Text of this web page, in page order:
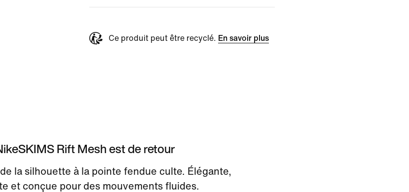
Ce produit peut être recyclé. En savoir plus
Rift Mesh est de retour
la silhouette à la pointe fendue culte. Élégante,
et conçue pour des mouvements fluides.